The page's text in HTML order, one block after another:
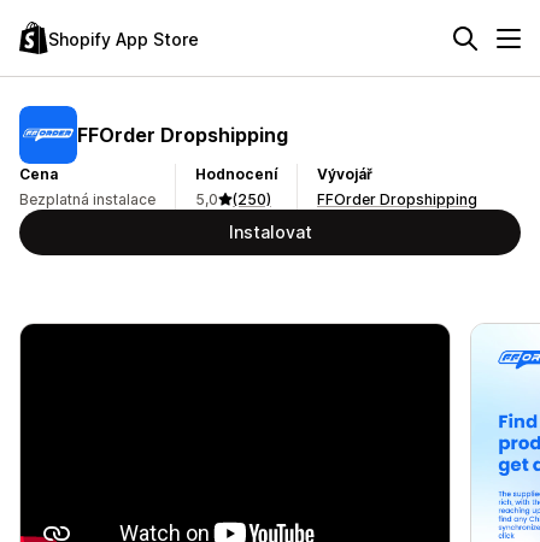
Shopify App Store
FFOrder Dropshipping
Cena
Bezplatná instalace
Hodnocení
5,0
(250)
Vývojář
FFOrder Dropshipping
Instalovat